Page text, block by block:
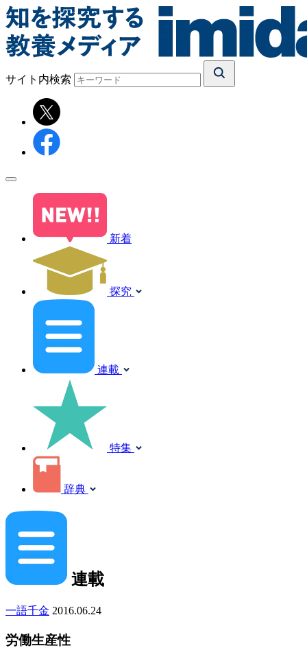
サイト内検索
新着
探究
連載
特集
辞典
連載
一語千金 2016.06.24
労働生産性